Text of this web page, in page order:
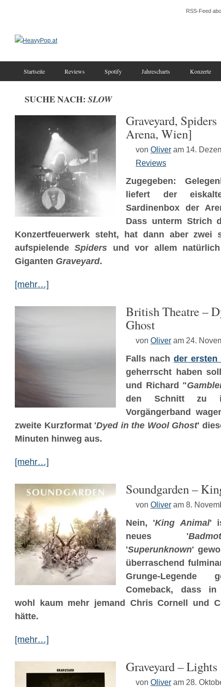
RSS-Feed
Startseite Reviews Spotify Jahrescharts Konzerte
SUCHE NACH: SLOW
Graveyard,
Arena, Wien]
von Oliver am 14.
Reviews
Zugegeben:
liefert der
Sardinenbox der
Dass unterm Strich
Konzertfeuerwerk steht, hat dann aber zwei
aufspielendeSpiders und vor allem
Giganten Graveyard.
[mehr…]
British Theatre –
Ghost
von Oliver am 24.
Falls nach der ersten
geherrscht haben
und Richard "
den Schnitt zu
Vorgängerband
zweite Kurzformat 'Dyed in the Wool Ghost'
Minuten hinweg aus.
[mehr…]
Soundgarden –
von Oliver am 8.
Nein, 'King Animal'
neues '
'Superunknown'
überraschend
Grunge-Legende
Comeback, dass in
wohl kaum mehr jemand Chris Cornell und
hätte.
[mehr…]
Graveyard –
von Oliver am 28.